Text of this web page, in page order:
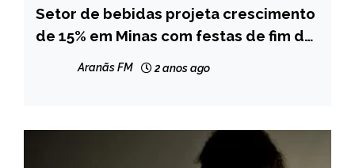
MINAS
GERAIS
NOTÍCIAS
Setor de bebidas projeta crescimento
de 15% em Minas com festas de fim de
Aranãs FM 2 anos ago